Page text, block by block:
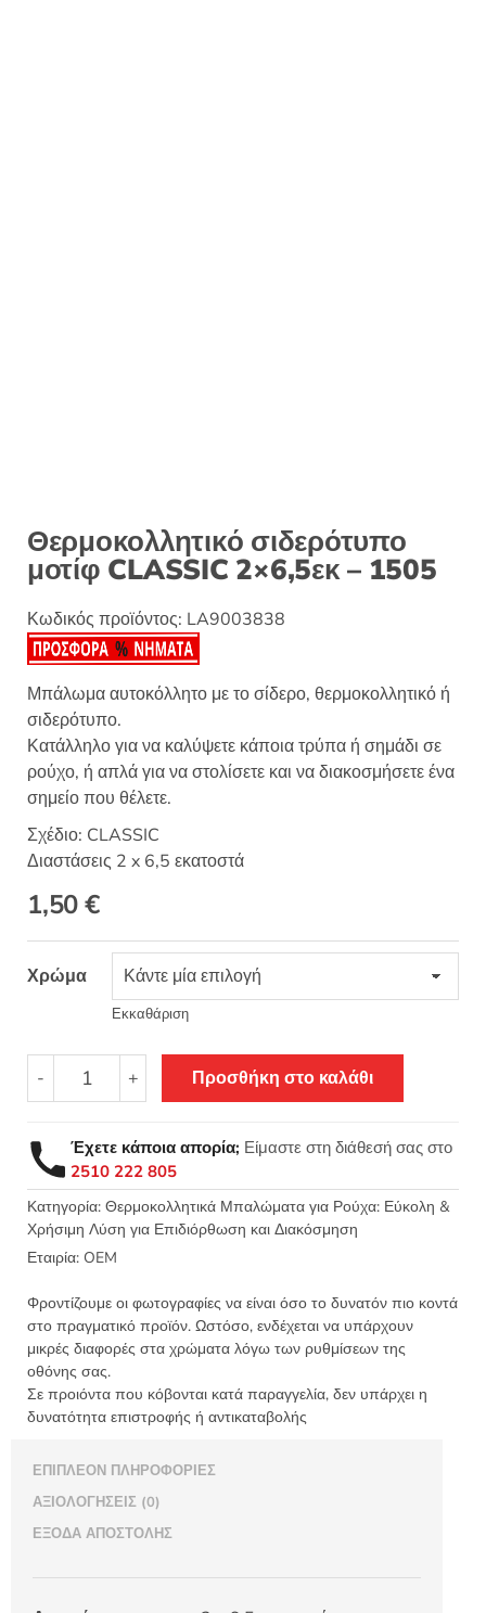
Θερμοκολλητικό σιδερότυπο
μοτίφ CLASSIC 2×6,5εκ – 1505
Κωδικός προϊόντος: LA9003838
Μπάλωμα αυτοκόλλητο με το σίδερο, θερμοκολλητικό ή
σιδερότυπο.
Κατάλληλο για να καλύψετε κάποια τρύπα ή σημάδι σε
ρούχο, ή απλά για να στολίσετε και να διακοσμήσετε ένα
σημείο που θέλετε.
Σχέδιο: CLASSIC
Διαστάσεις 2 x 6,5 εκατοστά
1,50€
Χρώμα
Εκκαθάριση
-
Θερμοκολλητικό
σιδερότυπο
CLASSIC
2x6,5εκ
-
1505
ποσότητα
+ Προσθήκη στο καλάθι
Έχετε κάποια απορία; Είμαστε στη διάθεσή σας στο
2510 222 805
Κατηγορία: Θερμοκολλητικά Μπαλώματα για Ρούχα: Εύκολη &
Χρήσιμη Λύση για Επιδιόρθωση και Διακόσμηση
Εταιρία: OEM
Φροντίζουμε οι φωτογραφίες να είναι όσο το δυνατόν πιο κοντά
στο πραγματικό προϊόν. Ωστόσο, ενδέχεται να υπάρχουν
μικρές διαφορές στα χρώματα λόγω των ρυθμίσεων της
οθόνης σας.
Σε προιόντα που κόβονται κατά παραγγελία, δεν υπάρχει η
δυνατότητα επιστροφής ή αντικαταβολής
ΕΠΙΠΛΈΟΝ ΠΛΗΡΟΦΟΡΊΕΣ
ΑΞΙΟΛΟΓΉΣΕΙΣ (0)
ΈΞΟΔΑ ΑΠΟΣΤΟΛΉΣ